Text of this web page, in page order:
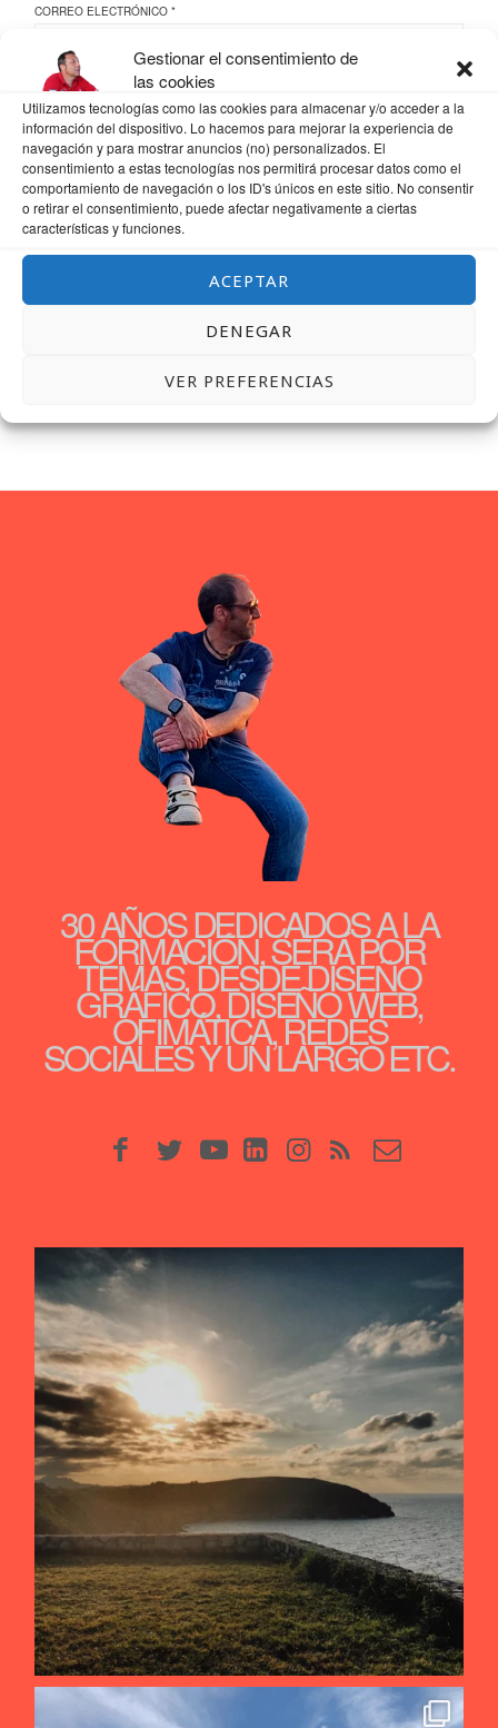
Gestionar el consentimiento de
las cookies
Utilizamos tecnologías como las cookies para almacenar y/o acceder a la
información del dispositivo. Lo hacemos para mejorar la experiencia de
navegación y para mostrar anuncios (no) personalizados. El
consentimiento a estas tecnologías nos permitirá procesar datos como el
comportamiento de navegación o los ID's únicos en este sitio. No consentir
o retirar el consentimiento, puede afectar negativamente a ciertas
características y funciones.
ACEPTAR
DENEGAR
VER PREFERENCIAS
CORREO ELECTRÓNICO*
WEB
GUARDA MI NOMBRE, CORREO ELECTRÓNICO Y WEB EN ESTE NAVEGADOR
PARA LA PRÓXIMA VEZ QUE COMENTE.
30 AÑOS DEDICADOS A LA
FORMACIÓN, SERÁ POR
TEMAS, DESDE DISEÑO
GRÁFICO, DISEÑO WEB,
OFIMÁTICA, REDES
SOCIALES Y UN LARGO ETC.